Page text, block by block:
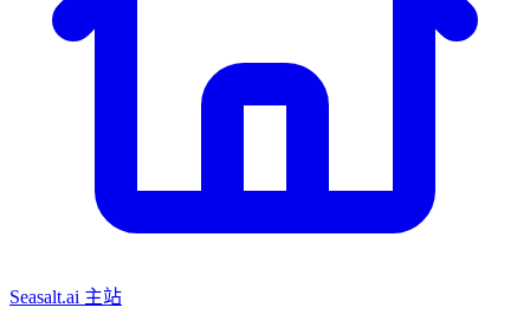
Seasalt.ai 主站